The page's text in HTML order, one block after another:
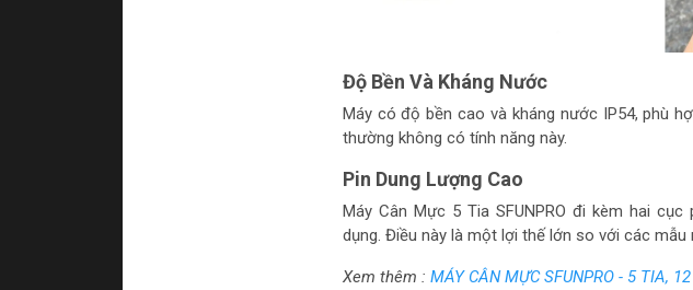
Độ Bền Và Kháng Nước
Máy có độ bền cao và kháng nước IP54, phù
thường không có tính năng này.
Pin Dung Lượng Cao
Máy Cân Mực 5 Tia SFUNPRO đi kèm hai
dụng. Điều này là một lợi thế lớn so với các mẫu
Xem thêm : MÁY CÂN MỰC SFUNPRO - 5 TIA,